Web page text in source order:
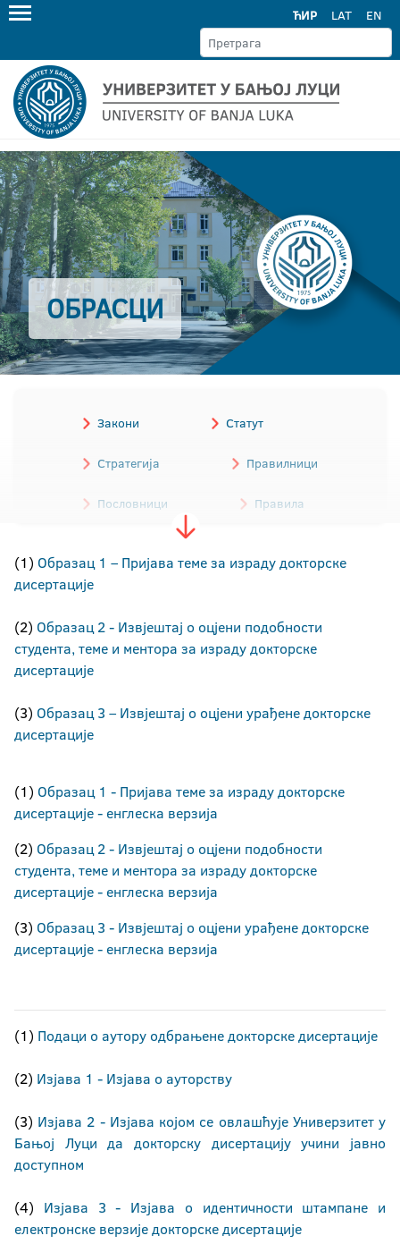
ЋИР LAT EN
ОБРАСЦИ
Закони Статут
Стратегија Правилници
Пословници Правила
Програми
(1) Образац 1 – Пријава теме за израду докторске
дисертације
(2) Образац 2 - Извјештај о оцјени подобности
студента, теме и ментора за израду докторске
дисертације
(3) Образац 3 – Извјештај о оцјени урађене докторске
дисертације
(1) Образац 1 - Пријава теме за израду докторске
дисертације - енглеска верзија
(2) Образац 2 - Извјештај о оцјени подобности
студента, теме и ментора за израду докторске
дисертације - енглеска верзија
(3) Образац 3 - Извјештај о оцјени урађене докторске
дисертације - енглеска верзија
(1) Подаци о аутору одбрањене докторске дисертације
(2) Изјава 1 - Изјава о ауторству
(3) Изјава 2 - Изјава којом се овлашћује Универзитет у
Бањој Луци да докторску дисертацију учини јавно
доступном
(4) Изјава 3 - Изјава о идентичности штампане и
електронске верзије докторске дисертације